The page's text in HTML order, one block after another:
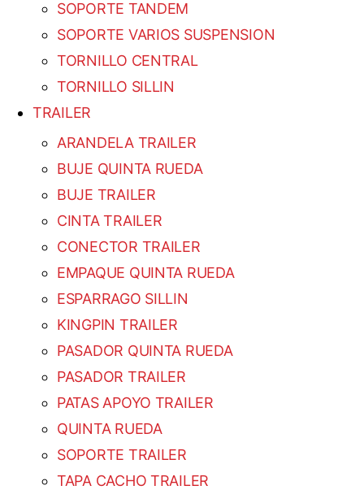
SOPORTE TANDEM
SOPORTE VARIOS SUSPENSION
TORNILLO CENTRAL
TORNILLO SILLIN
TRAILER
ARANDELA TRAILER
BUJE QUINTA RUEDA
BUJE TRAILER
CINTA TRAILER
CONECTOR TRAILER
EMPAQUE QUINTA RUEDA
ESPARRAGO SILLIN
KINGPIN TRAILER
PASADOR QUINTA RUEDA
PASADOR TRAILER
PATAS APOYO TRAILER
QUINTA RUEDA
SOPORTE TRAILER
TAPA CACHO TRAILER